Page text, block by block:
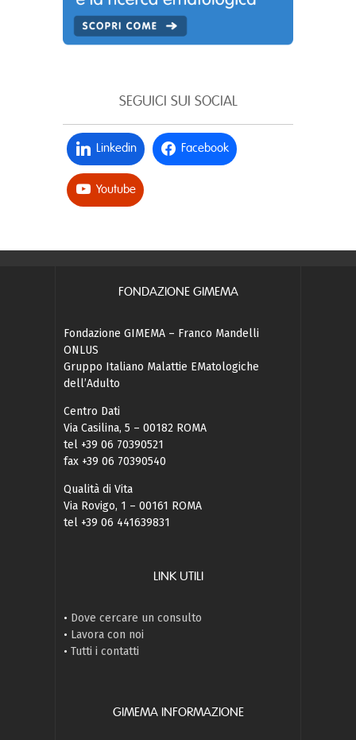
SEGUICI SUI SOCIAL
Linkedin Facebook
Youtube
FONDAZIONE GIMEMA
Fondazione GIMEMA – Franco Mandelli
ONLUS
Gruppo Italiano Malattie EMatologiche
dell’Adulto
Centro Dati
Via Casilina, 5 – 00182 ROMA
tel +39 06 70390521
fax +39 06 70390540
Qualità di Vita
Via Rovigo, 1 – 00161 ROMA
tel +39 06 441639831
LINK UTILI
• Dove cercare un consulto
• Lavora con noi
• Tutti i contatti
GIMEMA INFORMAZIONE